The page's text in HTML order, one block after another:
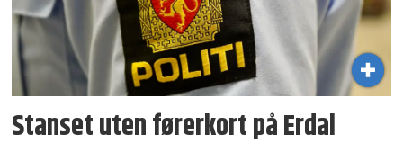
Stanset uten førerkort på Erdal